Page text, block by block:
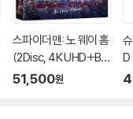
스파이더맨: 노 웨이 홈
(2Disc, 4K UHD+BD
렌티큘러 풀슬립 B1 스
51,500원
D